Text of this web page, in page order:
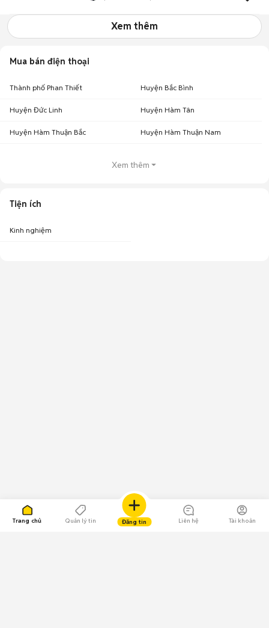
Trang chủ Quản lý tin Đăng tin Liên hệ Tài khoản
Xem thêm
Mua bán điện thoại
Thành phố Phan Thiết Huyện Bắc Bình
Huyện Đức Linh Huyện Hàm Tân
Huyện Hàm Thuận Bắc Huyện Hàm Thuận Nam
Xem thêm
Tiện ích
Kinh nghiệm